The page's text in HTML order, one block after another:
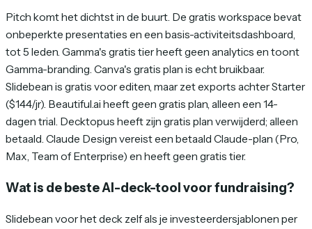
Pitch komt het dichtst in de buurt. De gratis workspace bevat
onbeperkte presentaties en een basis-activiteitsdashboard,
tot 5 leden. Gamma's gratis tier heeft geen analytics en toont
Gamma-branding. Canva's gratis plan is echt bruikbaar.
Slidebean is gratis voor editen, maar zet exports achter Starter
($144/jr). Beautiful.ai heeft geen gratis plan, alleen een 14-
dagen trial. Decktopus heeft zijn gratis plan verwijderd; alleen
betaald. Claude Design vereist een betaald Claude-plan (Pro,
Max, Team of Enterprise) en heeft geen gratis tier.
Wat is de beste AI-deck-tool voor fundraising?
Slidebean voor het deck zelf als je investeerdersjablonen per